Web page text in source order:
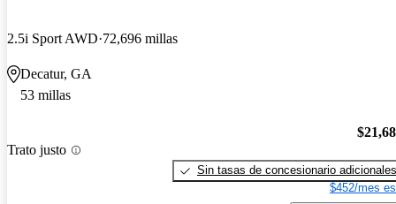
2.5i Sport AWD 72,696 millas
Decatur, GA
53 millas
Trato justo
Sin tasas de concesionario adicionales
$452/mes